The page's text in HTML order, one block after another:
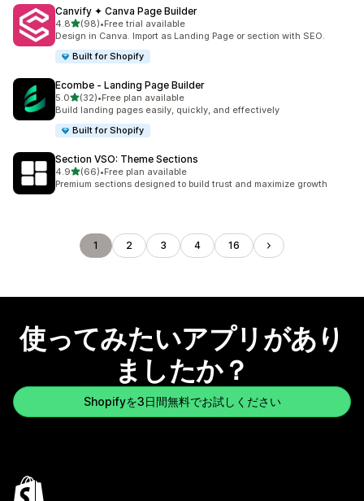
Canvify ✦ Canva Page Builder
4.85つ星中
(98)
合計レビュー数：98件
•Free trial available
Design in Canva. Import as Landing Page or section with SEO.
Built for Shopify
Ecombe ‑ Landing Page Builder
5.05つ星中
(32)
合計レビュー数：32件
•Free plan available
Build landing pages easily, quickly, and effectively
Built for Shopify
Section VSO: Theme Sections
4.95つ星中
(66)
合計レビュー数：66件
•Free plan available
Premium sections designed to build trust and maximize growth
1 2 3 4 16
使ってみたいアプリがあり
ましたか？
Shopifyを3日間無料でお試しください